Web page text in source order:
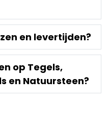
en levertijden?
op Tegels,
en Natuursteen?